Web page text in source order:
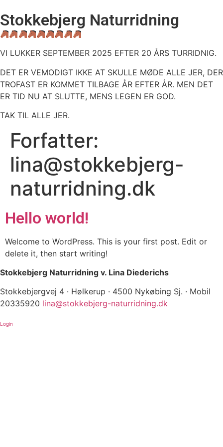
til
indhold
Stokkebjerg Naturridning
VI LUKKER SEPTEMBER 2025 EFTER 20 ÅRS TURRIDNIG.
DET ER VEMODIGT IKKE AT SKULLE MØDE ALLE JER, DER
TROFAST ER KOMMET TILBAGE ÅR EFTER ÅR. MEN DET
ER TID NU AT SLUTTE, MENS LEGEN ER GOD.
TAK TIL ALLE JER.
Forfatter:
lina@stokkebjerg-
naturridning.dk
Hello world!
Welcome to WordPress. This is your first post. Edit or
delete it, then start writing!
Stokkebjerg Naturridning v. Lina Diederichs
Stokkebjergvej 4 · Hølkerup · 4500 Nykøbing Sj. · Mobil
20335920 lina@stokkebjerg-naturridning.dk
Login